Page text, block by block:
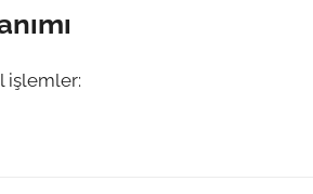
işlemler: